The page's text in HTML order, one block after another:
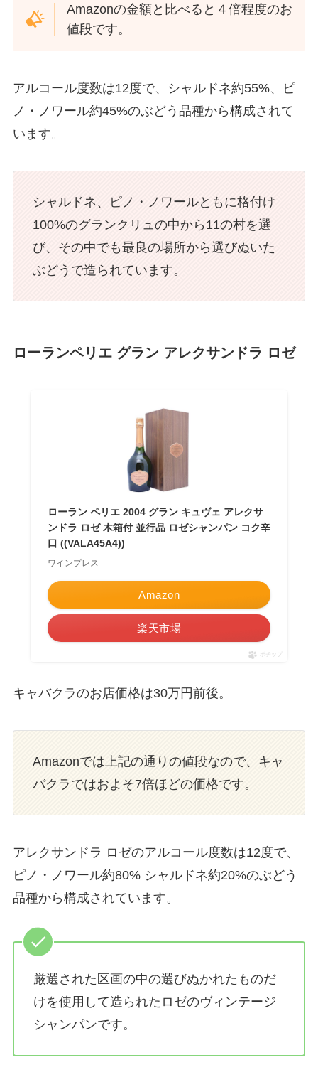
Amazonの金額と比べると４倍程度のお
値段です。
アルコール度数は12度で、シャルドネ約55%、ピ
ノ・ノワール約45%のぶどう品種から構成されて
います。
シャルドネ、ピノ・ノワールともに格付け
100%のグランクリュの中から11の村を選
び、その中でも最良の場所から選びぬいた
ぶどうで造られています。
ローランペリエ グラン アレクサンドラ ロゼ
ローラン ペリエ 2004 グラン キュヴェ アレクサ
ンドラ ロゼ 木箱付 並行品 ロゼシャンパン コク辛
口 ((VALA45A4))
ワインプレス
Amazon
楽天市場
ポチップ
キャバクラのお店価格は30万円前後。
Amazonでは上記の通りの値段なので、キャ
バクラではおよそ7倍ほどの価格です。
アレクサンドラ ロゼのアルコール度数は12度で、
ピノ・ノワール約80% シャルドネ約20%のぶどう
品種から構成されています。
厳選された区画の中の選びぬかれたものだ
けを使用して造られたロゼのヴィンテージ
シャンパンです。